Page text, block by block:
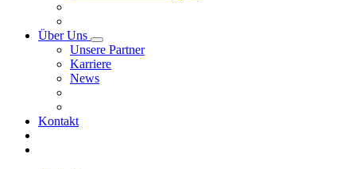
Über Uns
Unsere Partner
Karriere
News
Kontakt